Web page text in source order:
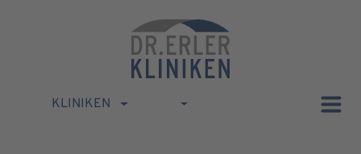
KLINIKEN